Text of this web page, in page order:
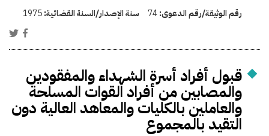
رقم الوثيقة/رقم الدعوى:74 سنة الإصدار/السنة القضائية:1975
قبول أفراد أسرة الشهداء والمفقودين
والمصابين من أفراد القوات المسلحة
والعاملين بالكليات والمعاهد العالية دون
التقيد بالمجموع